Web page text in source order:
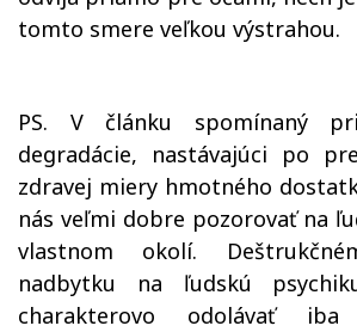
tomto smere veľkou výstrahou.
PS. V článku spomínaný
degradácie, nastávajúci po
zdravej miery hmotného
nás veľmi dobre pozorovať na
vlastnom okolí.
nadbytku na ľudskú
charakterovo odolávať